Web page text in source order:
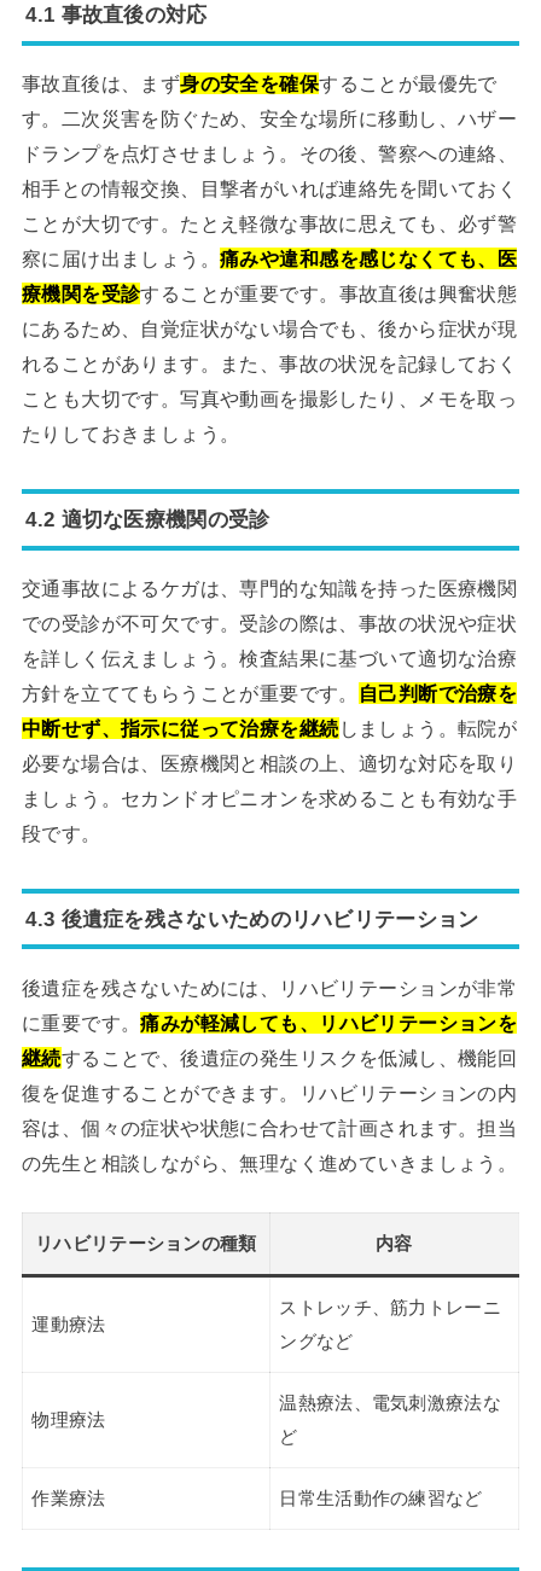
4.1 事故直後の対応
事故直後は、まず身の安全を確保することが最優先で
す。二次災害を防ぐため、安全な場所に移動し、ハザー
ドランプを点灯させましょう。その後、警察への連絡、
相手との情報交換、目撃者がいれば連絡先を聞いておく
ことが大切です。たとえ軽微な事故に思えても、必ず警
察に届け出ましょう。痛みや違和感を感じなくても、医
療機関を受診することが重要です。事故直後は興奮状態
にあるため、自覚症状がない場合でも、後から症状が現
れることがあります。また、事故の状況を記録しておく
ことも大切です。写真や動画を撮影したり、メモを取っ
たりしておきましょう。
4.2 適切な医療機関の受診
交通事故によるケガは、専門的な知識を持った医療機関
での受診が不可欠です。受診の際は、事故の状況や症状
を詳しく伝えましょう。検査結果に基づいて適切な治療
方針を立ててもらうことが重要です。
自己判断で治療を
中断せず、指示に従って治療を継続 しましょう。転院が
必要な場合は、医療機関と相談の上、適切な対応を取り
ましょう。セカンドオピニオンを求めることも有効な手
段です。
4.3 後遺症を残さないためのリハビリテーション
後遺症を残さないためには、リハビリテーションが非常
に重要です。痛みが軽減しても、リハビリテーションを
継続することで、後遺症の発生リスクを低減し、機能回
復を促進することができます。リハビリテーションの内
容は、個々の症状や状態に合わせて計画されます。担当
の先生と相談しながら、無理なく進めていきましょう。
リハビリテーションの種類 内容
運動療法
ストレッチ、筋力トレーニ
ングなど
物理療法
温熱療法、電気刺激療法な
ど
作業療法 日常生活動作の練習など